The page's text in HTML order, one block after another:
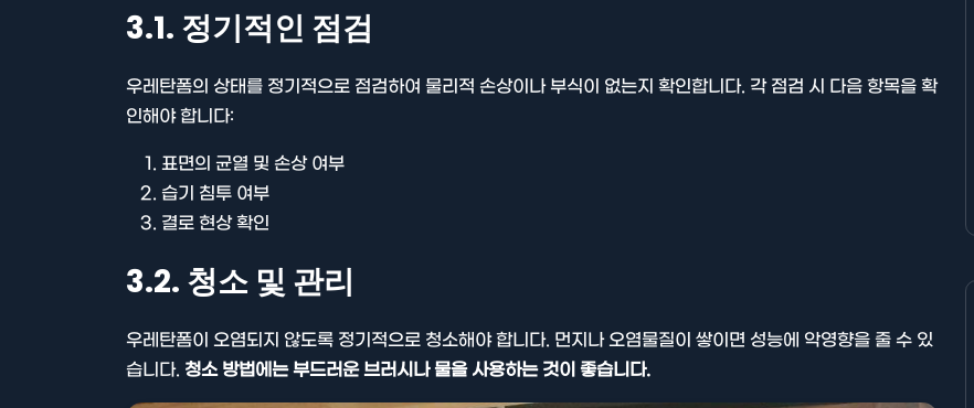
3.1. 정기적인 점검
우레탄폼의 상태를 정기적으로 점검하여 물리적 손상이나 부식이 없는지 확인합니다. 각 점검 시 다음 항목을 확
인해야 합니다:
표면의 균열 및 손상 여부
습기 침투 여부
결로 현상 확인
3.2. 청소 및 관리
우레탄폼이 오염되지 않도록 정기적으로 청소해야 합니다. 먼지나 오염물질이 쌓이면 성능에 악영향을 줄 수 있
습니다. 청소 방법에는 부드러운 브러시나 물을 사용하는 것이 좋습니다.
AllBlog에 RSS 피드를 제출하는